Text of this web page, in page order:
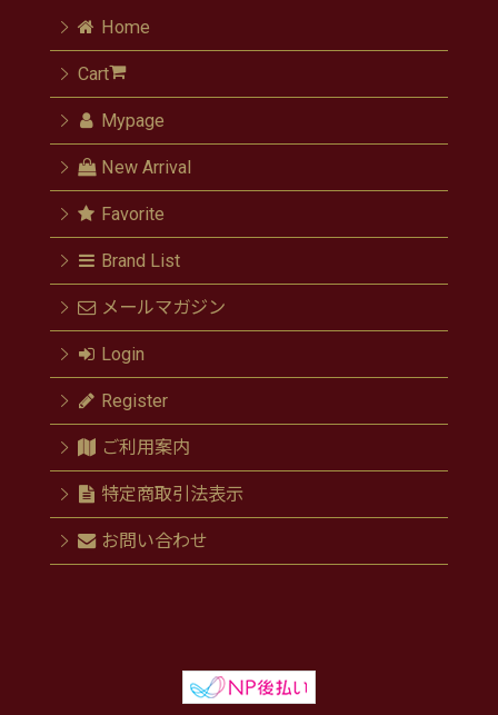
Home
Cart
Mypage
New Arrival
Favorite
Brand List
メールマガジン
Login
Register
ご利用案内
特定商取引法表示
お問い合わせ